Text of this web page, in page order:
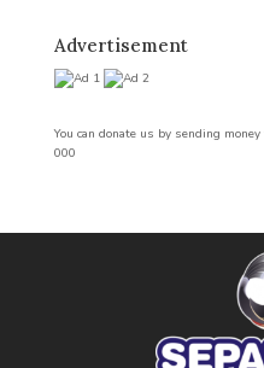
Advertisement
You can donate us by sending
000